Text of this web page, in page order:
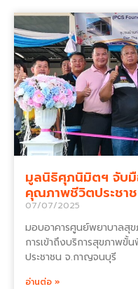
มูลนิธิศุภนิมิตฯ จับ
คุณภาพชีวิตประชา
07/07/2025
มอบอาคารศูนย์พยาบาลสุ
การเข้าถึงบริการสุขภาพ
ประชาชน จ.กาญจนบุรี
อ่านต่อ »